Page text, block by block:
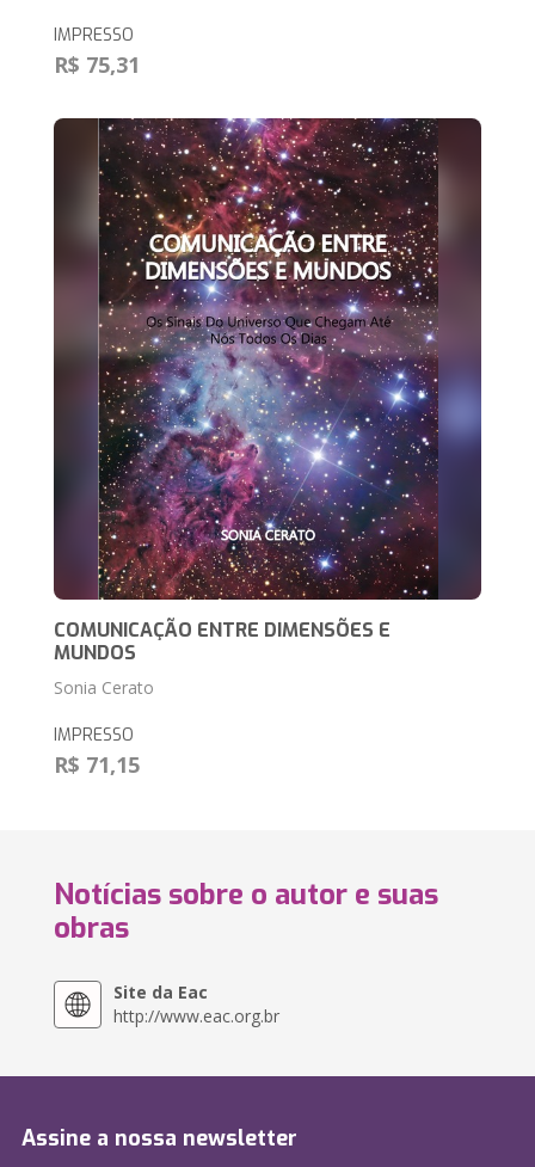
IMPRESSO
R$ 75,31
COMUNICAÇÃO ENTRE DIMENSÕES E
MUNDOS
Sonia Cerato
IMPRESSO
R$ 71,15
Notícias sobre o autor e suas
obras
Site da Eac
http://www.eac.org.br
Assine a nossa newsletter